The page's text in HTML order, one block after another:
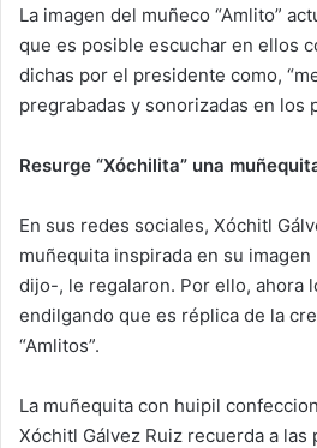
La imagen del muñeco “Amlito”
que es posible escuchar en ellos
dichas por el presidente como,
pregrabadas y sonorizadas en los
Resurge “Xóchilita” una
En sus redes sociales, Xóchitl
muñequita inspirada en su
dijo-, le regalaron. Por ello, ahora
endilgando que es réplica de la
“Amlitos”.
La muñequita con huipil
Xóchitl Gálvez Ruiz recuerda a las